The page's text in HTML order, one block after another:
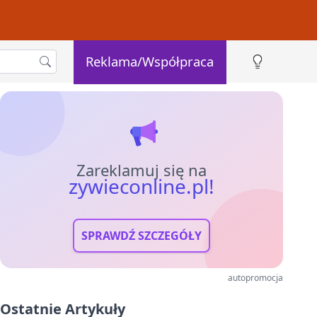
Reklama/Współpraca
Zareklamuj się na
zywieconline.pl!
SPRAWDŹ SZCZEGÓŁY
autopromocja
Ostatnie Artykuły